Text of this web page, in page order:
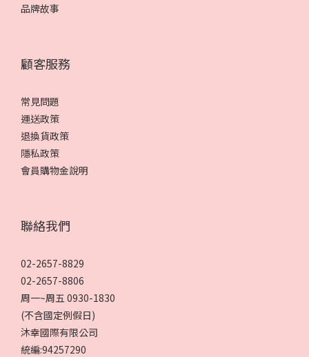
品牌故事
顧客服務
常見問題
運送政策
退換貨政策
隱私政策
會員購物金說明
聯絡我們
02-2657-8829
02-2657-8806
周一~周五 0930-1830
(不含國定例假日)
沐幸國際有限公司
統編:94257290